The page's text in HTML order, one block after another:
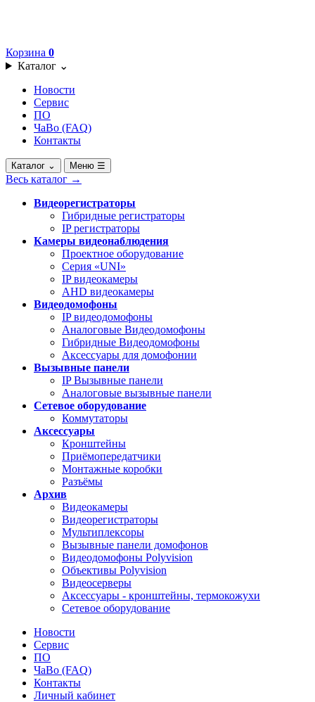
Корзина 0
Каталог ⌄
Новости
Сервис
ПО
ЧаВо (FAQ)
Контакты
Каталог ⌄ Меню ☰
Весь каталог →
Видеорегистраторы
Гибридные регистраторы
IP регистраторы
Камеры видеонаблюдения
Проектное оборудование
Серия «UNI»
IP видеокамеры
AHD видеокамеры
Видеодомофоны
IP видеодомофоны
Аналоговые Видеодомофоны
Гибридные Видеодомофоны
Аксессуары для домофонии
Вызывные панели
IP Вызывные панели
Аналоговые вызывные панели
Сетевое оборудование
Коммутаторы
Аксессуары
Кронштейны
Приёмопередатчики
Монтажные коробки
Разъёмы
Архив
Видеокамеры
Видеорегистраторы
Мультиплексоры
Вызывные панели домофонов
Видеодомофоны Polyvision
Объективы Polyvision
Видеосерверы
Аксессуары - кронштейны, термокожухи
Сетевое оборудование
Новости
Сервис
ПО
ЧаВо (FAQ)
Контакты
Личный кабинет